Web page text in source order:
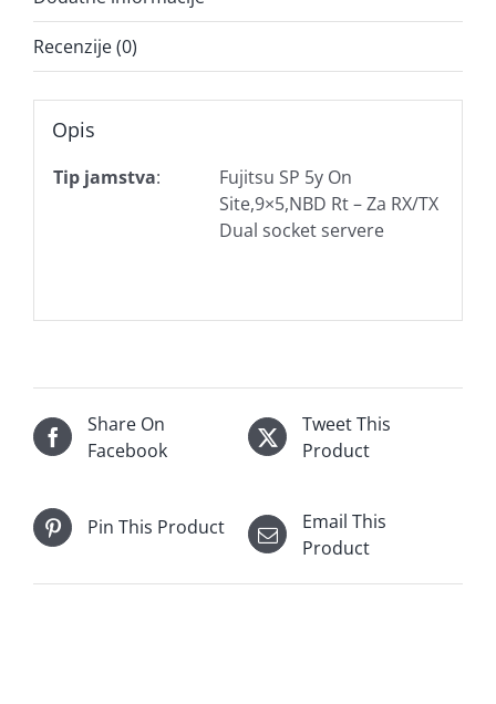
Recenzije (0)
Opis
Tip jamstva:
Fujitsu SP 5y On
Site,9×5,NBD Rt – Za RX/TX
Dual socket servere
Share On
Facebook
Tweet This
Product
Pin This Product
Email This
Product